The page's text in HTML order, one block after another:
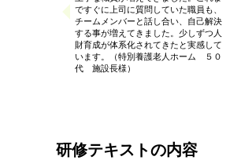
ですぐに上司に質問していた職員も、
チームメンバーと話し合い、自己解決
する事が増えてきました。少しずつ人
財育成が体系化されてきたと実感して
います。（特別養護老人ホーム ５０
代 施設長様）
​研修テキストの内容